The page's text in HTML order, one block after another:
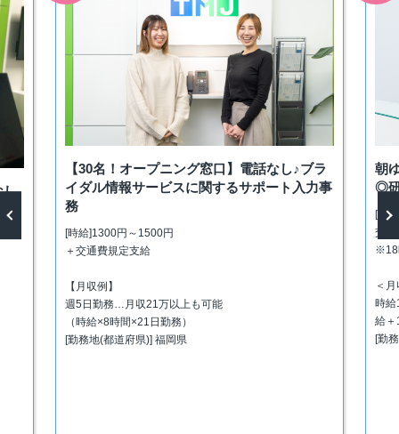
し
【30名！オープニング窓口】電話なし♪ブラ
イダル情報サービスに関するサポート入力事
務
[時給]1300円～1500円
＋交通費規定支給
【月収例】
週5日勤務…月収21万以上も可能
（時給×8時間×21日勤務）
[勤務地(都道府県)] 福岡県
朝
◎
[時
交通
※18
＜
時給
給＋
[勤
Next